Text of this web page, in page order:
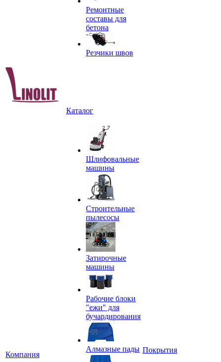
Ремонтные
составы для
бетона
Резчики швов
Компания
Каталог
Шлифовальные
машины
Строительные
пылесосы
Затирочные
машины
Рабочие блоки
"ежи" для
бучардирования
Алмазные пады Покрытия